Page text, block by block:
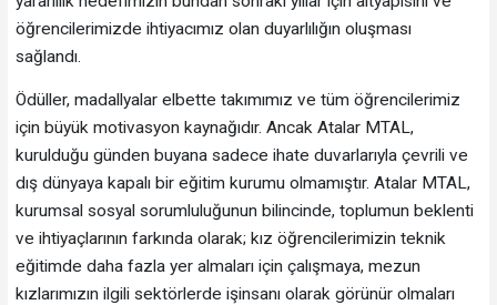
öğrencilerimizde ihtiyacımız olan duyarlılığın oluşması
sağlandı.
Ödüller, madallyalar elbette takımımız ve tüm öğrencilerimiz
için büyük motivasyon kaynağıdır. Ancak Atalar MTAL,
kurulduğu günden buyana sadece ihate duvarlarıyla çevrili ve
dış dünyaya kapalı bir eğitim kurumu olmamıştır. Atalar MTAL,
kurumsal sosyal sorumluluğunun bilincinde, toplumun beklenti
ve ihtiyaçlarının farkında olarak; kız öğrencilerimizin teknik
eğitimde daha fazla yer almaları için çalışmaya, mezun
kızlarımızın ilgili sektörlerde işinsanı olarak görünür olmaları